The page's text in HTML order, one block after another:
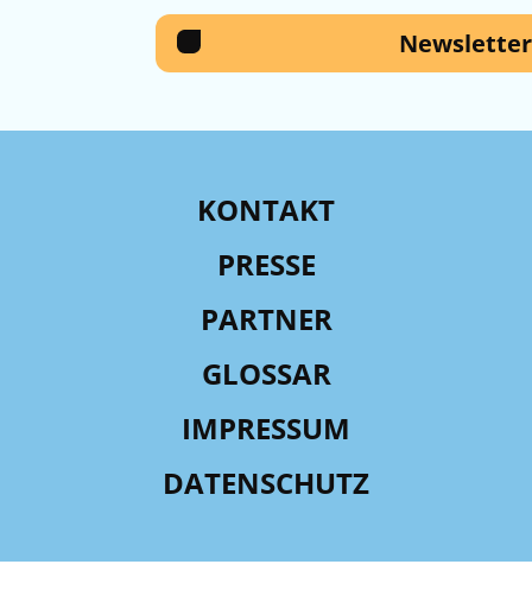
Newsletter
KONTAKT
PRESSE
PARTNER
GLOSSAR
IMPRESSUM
DATENSCHUTZ